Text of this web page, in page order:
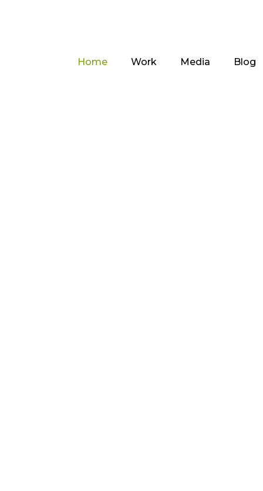
Home Work Media Blog